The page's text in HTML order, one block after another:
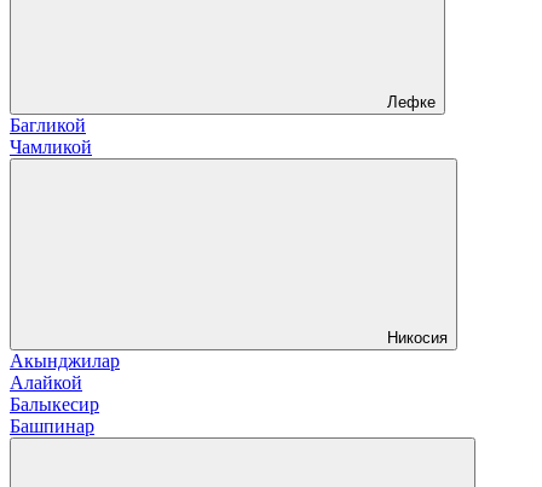
Лефке
Багликой
Чамликой
Никосия
Акынджилар
Алайкой
Балыкесир
Башпинар